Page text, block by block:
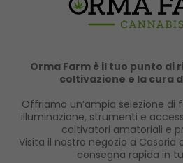
Orma Farm è il tuo punto di
coltivazione e la cura
Offriamo un’ampia selezione di
illuminazione, strumenti e
coltivatori amatoriali e
Visita il nostro negozio a Casoria
consegna rapida in